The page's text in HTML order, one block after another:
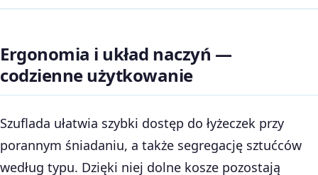
Ergonomia i układ naczyń —
codzienne użytkowanie
Szuflada ułatwia szybki dostęp do łyżeczek przy
porannym śniadaniu, a także segregację sztućców
według typu. Dzięki niej dolne kosze pozostają